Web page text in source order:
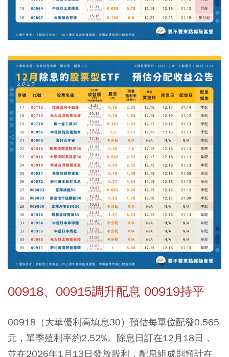
00918、00915調升配息 00919持平
00918（大華優利高填息30）預估每單位配發0.565
元，單季殖利率約2.52%。除息日訂在12月18日，
並在2026年1月13日發放股利，配息組成則預計在